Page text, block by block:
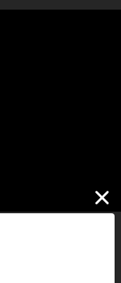
チャンネル登録